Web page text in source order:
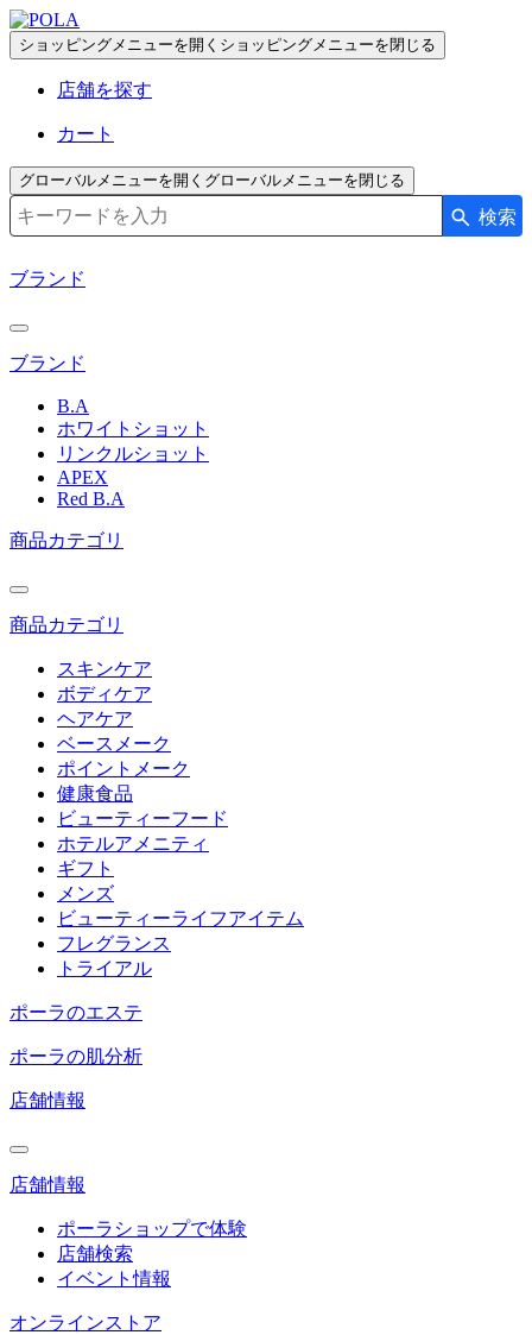
ペ
ー
で
す
コ
テ
エ
ア
へ
ショッピングメニューを開く ショッピングメニューを閉じる
店舗を探す
カート
グローバルメニューを開く グローバルメニューを閉じる
検索キーワード入力 検索
ブランド
ブランド
B.A
ホワイトショット
リンクルショット
APEX
Red B.A
商品カテゴリ
商品カテゴリ
スキンケア
ボディケア
ヘアケア
ベースメーク
ポイントメーク
健康食品
ビューティーフード
ホテルアメニティ
ギフト
メンズ
ビューティーライフアイテム
フレグランス
トライアル
ポーラのエステ
ポーラの肌分析
店舗情報
店舗情報
ポーラショップで体験
店舗検索
イベント情報
オンラインストア